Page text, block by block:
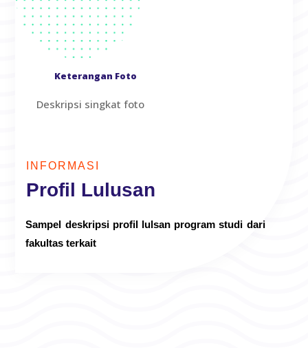
Keterangan Foto
Deskripsi singkat foto
INFORMASI
Profil Lulusan
Sampel deskripsi profil lulsan program studi dari
fakultas terkait